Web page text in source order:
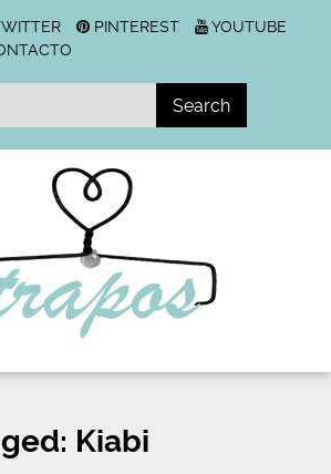
PINTEREST
YOUTUBE
Kiabi